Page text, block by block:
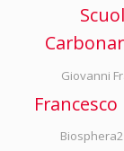
Giovanni